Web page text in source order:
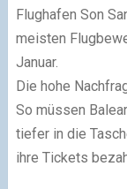
Flughafen Son
meisten
Januar.
Die hohe
So müssen
tiefer in die
ihre Tickets